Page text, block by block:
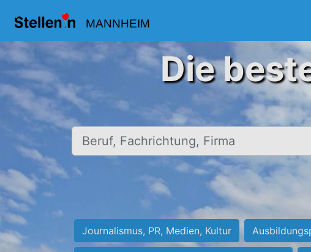
MANNHEIM
Die
Beruf, Fachrichtung, Firma
Journalismus, PR, Medien, Kultur